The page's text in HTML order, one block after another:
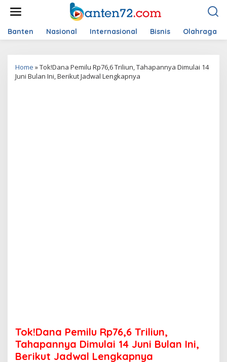
t
Banten Nasional Internasional Bisnis Olahraga
Home »Tok!Dana Pemilu Rp76,6 Triliun, Tahapannya Dimulai 14
Juni Bulan Ini, Berikut Jadwal Lengkapnya
Tok!Dana Pemilu Rp76,6 Triliun,
Tahapannya Dimulai 14 Juni Bulan Ini,
Berikut Jadwal Lengkapnya